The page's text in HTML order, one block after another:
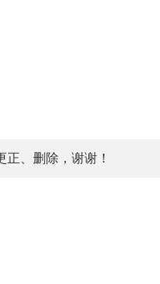
、删除，谢谢！